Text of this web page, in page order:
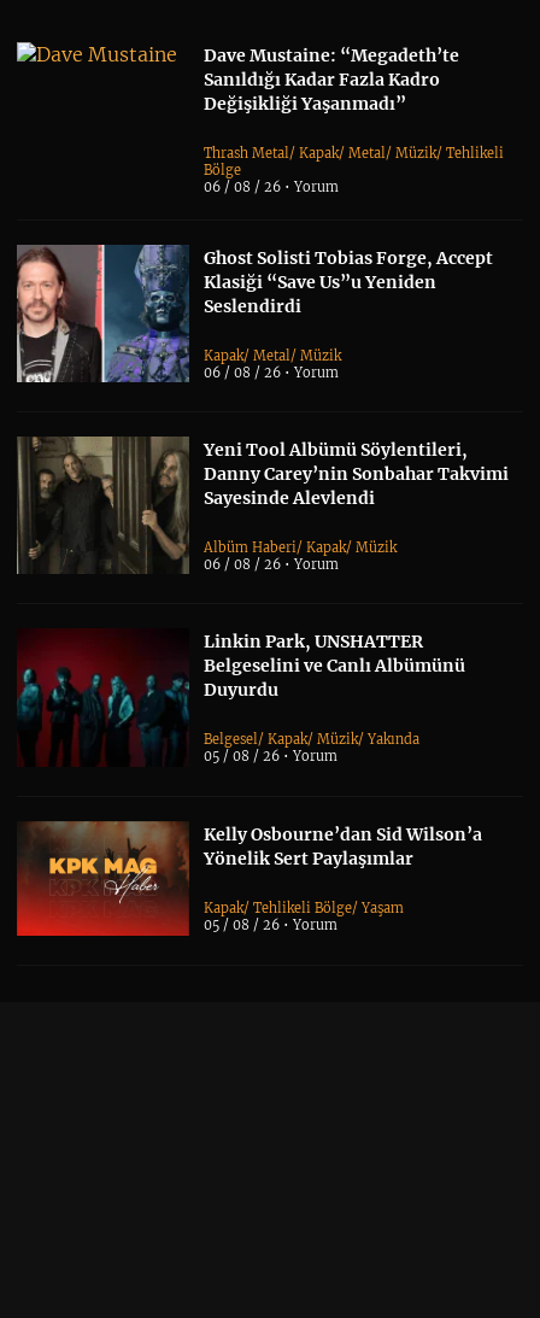
Dave Mustaine: “Megadeth’te
Sanıldığı Kadar Fazla Kadro
Değişikliği Yaşanmadı”
Thrash Metal /Kapak/Metal /Müzik/Tehlikeli
Bölge
06 / 08 / 26 •Yorum
Ghost Solisti Tobias Forge, Accept
Klasiği “Save Us”u Yeniden
Seslendirdi
Kapak/Metal /Müzik
06 / 08 / 26 •Yorum
Yeni Tool Albümü Söylentileri,
Danny Carey’nin Sonbahar Takvimi
Sayesinde Alevlendi
Albüm Haberi/Kapak/Müzik
06 / 08 / 26 •Yorum
Linkin Park, UNSHATTER
Belgeselini ve Canlı Albümünü
Duyurdu
Belgesel/Kapak/Müzik/Yakında
05 / 08 / 26 •Yorum
Kelly Osbourne’dan Sid Wilson’a
Yönelik Sert Paylaşımlar
Kapak/Tehlikeli Bölge/Yaşam
05 / 08 / 26 •Yorum